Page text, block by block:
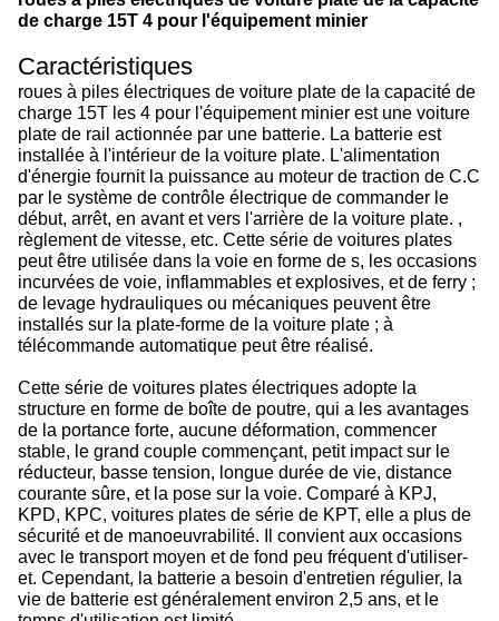
de charge 15T 4 pour l'équipement minier
Caractéristiques
roues à piles électriques de voiture plate de la capacité de
charge 15T les 4 pour l'équipement minier est une voiture
plate de rail actionnée par une batterie. La batterie est
installée à l'intérieur de la voiture plate. L'alimentation
d'énergie fournit la puissance au moteur de traction de C.C
par le système de contrôle électrique de commander le
début, arrêt, en avant et vers l'arrière de la voiture plate. ,
règlement de vitesse, etc. Cette série de voitures plates
peut être utilisée dans la voie en forme de s, les occasions
incurvées de voie, inflammables et explosives, et de ferry ;
de levage hydrauliques ou mécaniques peuvent être
installés sur la plate-forme de la voiture plate ; à
télécommande automatique peut être réalisé.
Cette série de voitures plates électriques adopte la
structure en forme de boîte de poutre, qui a les avantages
de la portance forte, aucune déformation, commencer
stable, le grand couple commençant, petit impact sur le
réducteur, basse tension, longue durée de vie, distance
courante sûre, et la pose sur la voie. Comparé à KPJ,
KPD, KPC, voitures plates de série de KPT, elle a plus de
sécurité et de manoeuvrabilité. Il convient aux occasions
avec le transport moyen et de fond peu fréquent d'utiliser-
et. Cependant, la batterie a besoin d'entretien régulier, la
vie de batterie est généralement environ 2,5 ans, et le